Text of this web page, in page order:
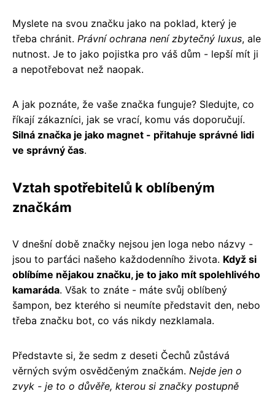
Myslete na svou značku jako na poklad, který je
třeba chránit. Právní ochrana není zbytečný luxus, ale
nutnost. Je to jako pojistka pro váš dům - lepší mít ji
a nepotřebovat než naopak.
A jak poznáte, že vaše značka funguje? Sledujte, co
říkají zákazníci, jak se vrací, komu vás doporučují.
Silná značka je jako magnet - přitahuje správné lidi
ve správný čas.
Vztah spotřebitelů k oblíbeným
značkám
V dnešní době značky nejsou jen loga nebo názvy -
jsou to parťáci našeho každodenního života. Když si
oblíbíme nějakou značku, je to jako mít spolehlivého
kamaráda. Však to znáte - máte svůj oblíbený
šampon, bez kterého si neumíte představit den, nebo
třeba značku bot, co vás nikdy nezklamala.
Představte si, že sedm z deseti Čechů zůstává
věrných svým osvědčeným značkám. Nejde jen o
zvyk - je to o důvěře, kterou si značky postupně